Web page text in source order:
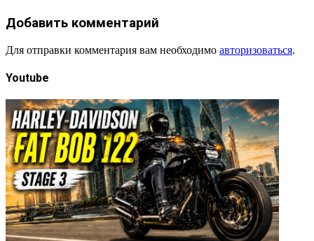
Добавить комментарий
Для отправки комментария вам необходимо авторизоваться.
Youtube